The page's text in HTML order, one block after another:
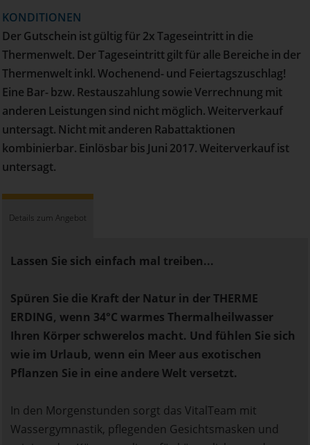
KONDITIONEN
Der Gutschein ist gültig für 2x Tageseintritt in die
Thermenwelt. Der Tageseintritt gilt für alle Bereiche in der
Thermenwelt inkl. Wochenend- und Feiertagszuschlag!
Eine Bar- bzw. Restauszahlung sowie Verrechnung mit
anderen Leistungen sind nicht möglich. Weiterverkauf
untersagt. Nicht mit anderen Rabattaktionen
kombinierbar. Einlösbar bis Juni 2017. Weiterverkauf ist
untersagt.
Details zum Angebot
Lassen Sie sich einfach mal treiben...
Spüren Sie die Kraft der Natur in der THERME
ERDING, wenn 34°C warmes Thermalheilwasser
Ihren Körper schwerelos macht. Und fühlen Sie sich
wie im Urlaub, wenn ein Meer aus exotischen
Pflanzen Sie in eine andere Welt versetzt.
In den Morgenstunden sorgt das VitalTeam mit
Wassergymnastik, pflegenden Gesichtsmasken und